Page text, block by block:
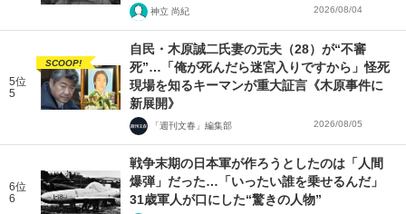
神立 尚紀 2026/08/04
5位
5
SCOOP!
自民・木原誠二氏妻の元夫（28）が“不審
死”…「俺が死んだら迷宮入りですから」怪死
現場を知るキーマンが重大証言《木原事件に
新展開》
「週刊文春」編集部 2026/08/05
6位
6
戦争末期の日本軍が作ろうとしたのは「人間
爆弾」だった…「いったい誰を乗せるんだ」
31歳軍人が口にした“驚きの人物”